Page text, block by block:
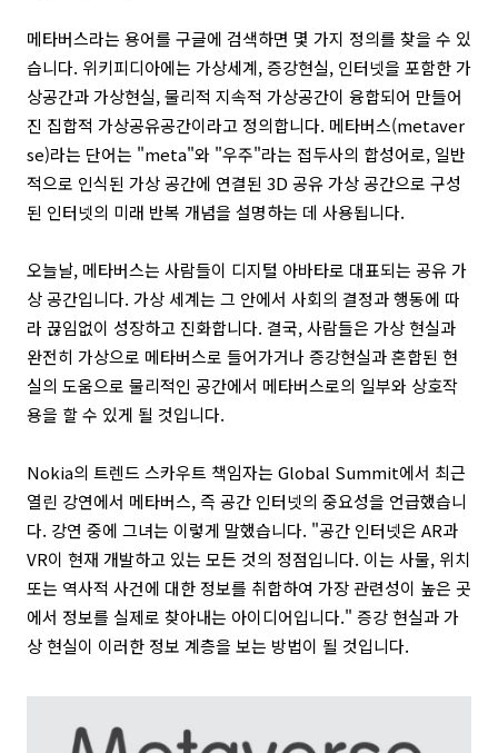
메타버스라는 용어를 구글에 검색하면 몇 가지 정의를 찾을 수 있
습니다. 위키피디아에는 가상세계, 증강현실, 인터넷을 포함한 가
상공간과 가상현실, 물리적 지속적 가상공간이 융합되어 만들어
진 집합적 가상공유공간이라고 정의합니다. 메타버스(metaver
se)라는 단어는 "meta"와 "우주"라는 접두사의 합성어로, 일반
적으로 인식된 가상 공간에 연결된 3D 공유 가상 공간으로 구성
된 인터넷의 미래 반복 개념을 설명하는 데 사용됩니다.
오늘날, 메타버스는 사람들이 디지털 아바타로 대표되는 공유 가
상 공간입니다. 가상 세계는 그 안에서 사회의 결정과 행동에 따
라 끊임없이 성장하고 진화합니다. 결국, 사람들은 가상 현실과
완전히 가상으로 메타버스로 들어가거나 증강현실과 혼합된 현
실의 도움으로 물리적인 공간에서 메타버스로의 일부와 상호작
용을 할 수 있게 될 것입니다.
Nokia의 트렌드 스카우트 책임자는 Global Summit에서 최근
열린 강연에서 메타버스, 즉 공간 인터넷의 중요성을 언급했습니
다. 강연 중에 그녀는 이렇게 말했습니다. "공간 인터넷은 AR과
VR이 현재 개발하고 있는 모든 것의 정점입니다. 이는 사물, 위치
또는 역사적 사건에 대한 정보를 취합하여 가장 관련성이 높은 곳
에서 정보를 실제로 찾아내는 아이디어입니다." 증강 현실과 가
상 현실이 이러한 정보 계층을 보는 방법이 될 것입니다.